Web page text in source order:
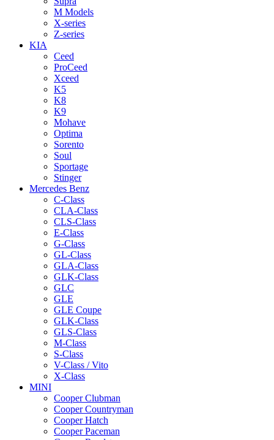
M Models
X-series
Z-series
KIA
Ceed
ProCeed
Xceed
K5
K8
K9
Mohave
Optima
Sorento
Soul
Sportage
Stinger
Mercedes Benz
C-Class
CLA-Class
CLS-Class
E-Class
G-Class
GL-Class
GLA-Class
GLK-Class
GLC
GLE
GLE Coupe
GLK-Class
GLS-Class
M-Class
S-Class
V-Class / Vito
X-Class
MINI
Cooper Clubman
Cooper Countryman
Cooper Hatch
Cooper Paceman